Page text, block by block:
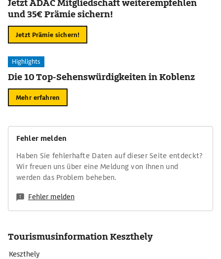
Jetzt ADAC Mitgliedschaft weiterempfehlen
und 35€ Prämie sichern!
Jetzt Prämie sichern!
Highlights
Die 10 Top-Sehenswürdigkeiten in Koblenz
Mehr erfahren
Fehler melden
Haben Sie fehlerhafte Daten auf dieser Seite entdeckt?
Wir freuen uns über eine Meldung von Ihnen und
werden das Problem beheben.
Fehler melden
Tourismusinformation Keszthely
Keszthely